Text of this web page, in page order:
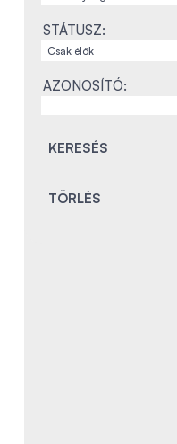
STÁTUSZ:
AZONOSÍTÓ: